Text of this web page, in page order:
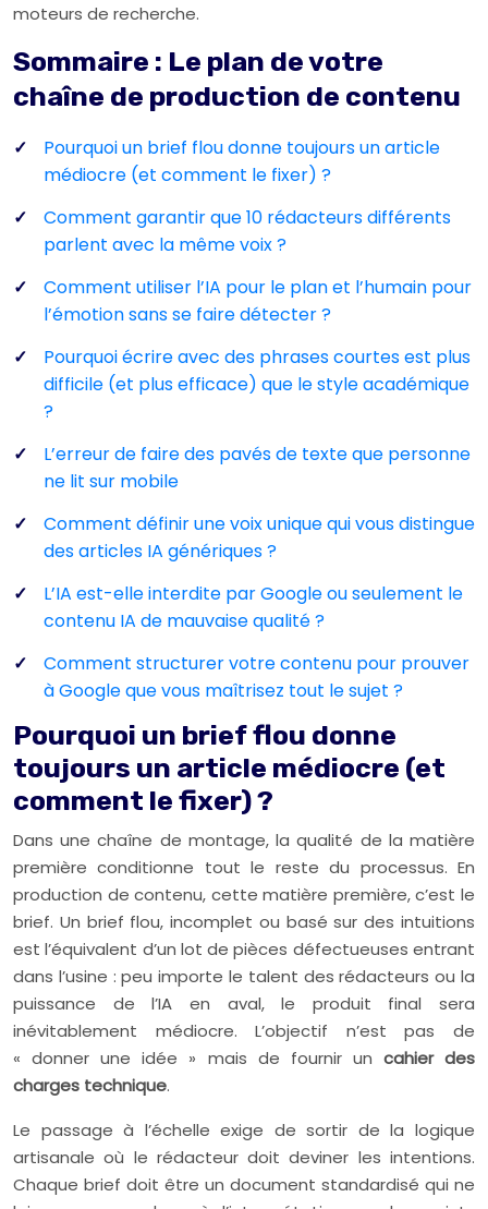
moteurs de recherche.
Sommaire : Le plan de votre
chaîne de production de contenu
Pourquoi un brief flou donne toujours un article
médiocre (et comment le fixer) ?
Comment garantir que 10 rédacteurs différents
parlent avec la même voix ?
Comment utiliser l’IA pour le plan et l’humain pour
l’émotion sans se faire détecter ?
Pourquoi écrire avec des phrases courtes est plus
difficile (et plus efficace) que le style académique
?
L’erreur de faire des pavés de texte que personne
ne lit sur mobile
Comment définir une voix unique qui vous distingue
des articles IA génériques ?
L’IA est-elle interdite par Google ou seulement le
contenu IA de mauvaise qualité ?
Comment structurer votre contenu pour prouver
à Google que vous maîtrisez tout le sujet ?
Pourquoi un brief flou donne
toujours un article médiocre (et
comment le fixer) ?
Dans une chaîne de montage, la qualité de la matière
première conditionne tout le reste du processus. En
production de contenu, cette matière première, c’est le
brief. Un brief flou, incomplet ou basé sur des intuitions
est l’équivalent d’un lot de pièces défectueuses entrant
dans l’usine : peu importe le talent des rédacteurs ou la
puissance de l’IA en aval, le produit final sera
inévitablement médiocre. L’objectif n’est pas de
« donner une idée » mais de fournir un cahier des
charges technique.
Le passage à l’échelle exige de sortir de la logique
artisanale où le rédacteur doit deviner les intentions.
Chaque brief doit être un document standardisé qui ne